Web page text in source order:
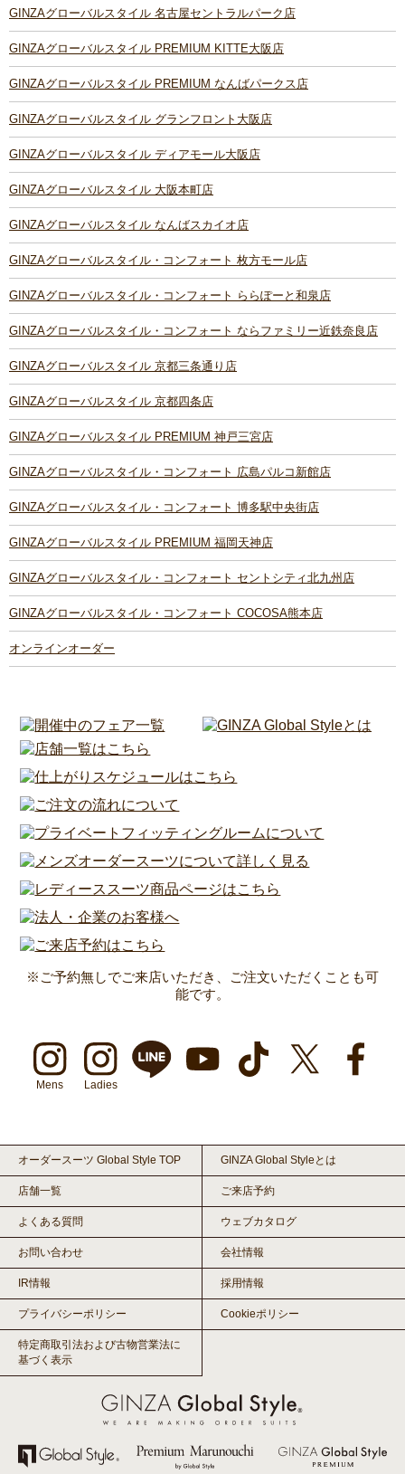
GINZAグローバルスタイル 名古屋セントラルパーク店
GINZAグローバルスタイル PREMIUM KITTE大阪店
GINZAグローバルスタイル PREMIUM なんばパークス店
GINZAグローバルスタイル グランフロント大阪店
GINZAグローバルスタイル ディアモール大阪店
GINZAグローバルスタイル 大阪本町店
GINZAグローバルスタイル なんばスカイオ店
GINZAグローバルスタイル・コンフォート 枚方モール店
GINZAグローバルスタイル・コンフォート ららぽーと和泉店
GINZAグローバルスタイル・コンフォート ならファミリー近鉄奈良店
GINZAグローバルスタイル 京都三条通り店
GINZAグローバルスタイル 京都四条店
GINZAグローバルスタイル PREMIUM 神戸三宮店
GINZAグローバルスタイル・コンフォート 広島パルコ新館店
GINZAグローバルスタイル・コンフォート 博多駅中央街店
GINZAグローバルスタイル PREMIUM 福岡天神店
GINZAグローバルスタイル・コンフォート セントシティ北九州店
GINZAグローバルスタイル・コンフォート COCOSA熊本店
オンラインオーダー
※ご予約無しでご来店いただき、ご注文いただくことも可
能です。
Mens Ladies
オーダースーツ Global Style TOP GINZA Global Styleとは
店舗一覧 ご来店予約
よくある質問 ウェブカタログ
お問い合わせ 会社情報
IR情報 採用情報
プライバシーポリシー Cookieポリシー
特定商取引法および古物営業法に
基づく表示